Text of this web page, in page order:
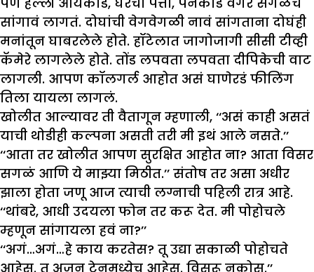
सांगावं लागतं. दोघांची वेगवेगळी नावं सांगताना दोघंही
मनांतून घाबरलेले होते. हॉटेलात जागोजागी सीसी टीव्ही
कॅमेरे लागलेले होते. तोंड लपवता लपवता दीपिकेची वाट
लागली. आपण कॉलगर्ल आहोत असं घाणेरडं फीलिंग
तिला यायला लागलं.
खोलीत आल्यावर ती वैतागून म्हणाली, ‘‘असं काही असतं
याची थोडीही कल्पना असती तरी मी इथं आले नसते.’’
‘‘आता तर खोलीत आपण सुरक्षित आहोत ना? आता विसर
सगळं आणि ये माझ्या मिठीत.’’ संतोष तर असा अधीर
झाला होता जणू आज त्याची लग्नाची पहिली रात्र आहे.
‘‘थांबरे, आधी उदयला फोन तर करू देत. मी पोहोचले
म्हणून सांगायला हवं ना?’’
‘‘अगं…अगं…हे काय करतेस? तू उद्या सकाळी पोहोचते
आहेस. तू अजून ट्रेनमध्येच आहेस. विसरू नकोस.’’